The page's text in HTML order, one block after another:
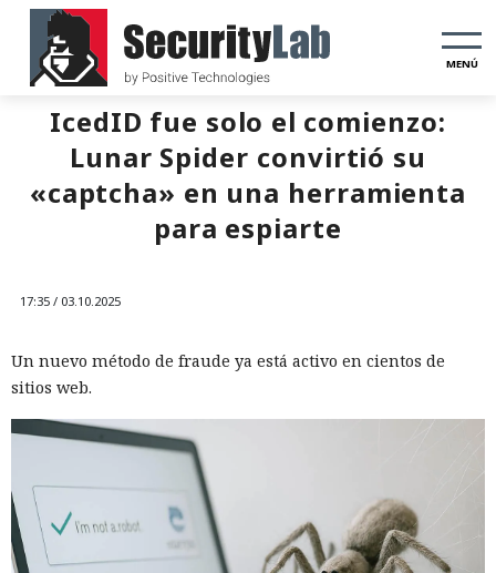
MENÚ
IcedID fue solo el comienzo:
Lunar Spider convirtió su
«captcha» en una herramienta
para espiarte
17:35 / 03.10.2025
Un nuevo método de fraude ya está activo en cientos de
sitios web.